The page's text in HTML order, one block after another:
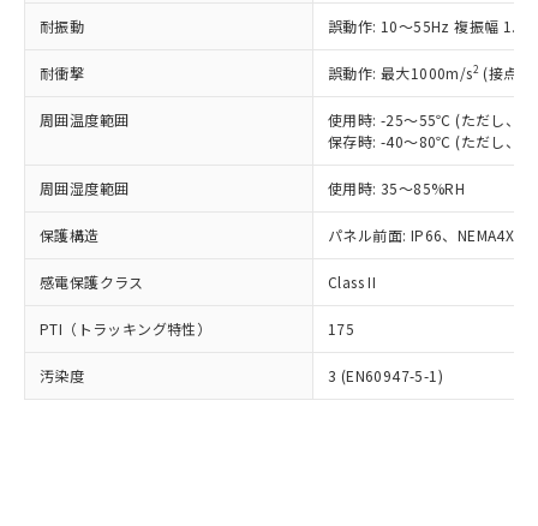
耐振動 誤動作: 10～55Hz 複振幅
耐衝撃 誤動作: 最大1000m/s2 (接点
周囲温度範囲
使用時: -25～55℃ (ただし、氷
保存時: -40～80℃ (ただし、氷
周囲湿度範囲 使用時: 35～85%RH
保護構造 パネル前面: IP66、NEMA4X,
感電保護クラス Class II
PTI（トラッキング特性） 175
汚染度 3 (EN60947-5-1)
正式な納期状況および標準価格はお客
様のお取引先、またはお客様担当のオ
ムロン制御機器販売店・当社販売員に
オムロン制御機器販売店や当社販売拠
販売ネットワーク
」をご確認
在庫状況および標準価格結果を当社の
示しないようお願いします。
マイパーツ機能（部品リスト作成サー
ビス）をご利用いただくには、I-Web
メンバーズにご登録されている必要が
お客様が当ウェブサイト上で当社にご
登録された部品リストについて、当社
ルベンジル（BBP） 1000ppm以下、フタル酸ジブチル
（DBP） 1000ppm以下、フタル酸ジイソブチル
但し、RoHS指令で産業用監視および制御機器に対する
フタル酸エステル類の４物質については閾値を超える意
図的な使用がないことを確認しています。
部品在庫の切り替え状況などにより、予定
月が前後することがあります。
※3 非含有証明書ダウンロード
DBP(フタル酸ジブチル) : 1000ppm、 DIBP(フタル酸ジ
イソブチル) : 1000ppm、 BBP(フタル酸ブチルベンジ
「ｅ」：有害物質（10物質）のすべてが基
準値以下であることを示します。
「10」：通常の使用状況下において有害物
質が外部に漏えいし、環境に深刻な影響を
及ぼさない年数を意味します。
「－」：未確認です。当社販売部門へお問
全に破砕するなど、違法に輸出されな
いよう必要な手段を講じます。
当社は貴社製品を、核兵器、ミサイ
ル、化学兵器、生物兵器またはその他
武器並びにこれらの製造装置等に一切
当社は、貴社製品を第三者に販売する
場合は、上記1、2および3の内容を当
該第三者に通知します。また当社は、
販売先および販売に係わる関係者が違
法に輸出するおそれがある場合は、取
－
在庫なし(最新の在庫状況につ
いては、お客様のお取引先、ま
たはお客様担当のオムロン制御
機器販売店・当社販売員にご確
空
受注生産機種、また在庫状況の
情報を公開していない機種